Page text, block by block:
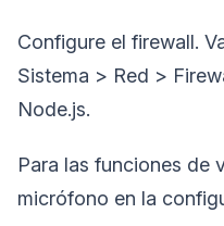
Configure el firewall.
Sistema > Red >
Node.js.
Para las funciones de
micrófono en la